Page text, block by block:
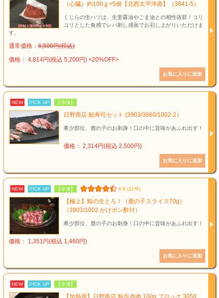
（心臓）約100ｇ×5個【北西太平洋産】（3841-5）
くじらの生ハツは、生姜醤油やごま油との相性抜群！コリ
コリとした食感でレバ刺し感覚でお召し上がりいただけま
す。
通常価格： 6,500円(税込)
価格： 4,814円(税込 5,200円) <20%OFF>
NEW PICK UP 【冷凍】
日野商店 鯨寿司セット (3903/3860/1002-2）
希少部位、鹿の子のお刺身！口の中に旨味があふれ出す！
価格： 2,314円(税込 2,500円)
NEW PICK UP 【冷凍】 4.6 (11件)
【極上】鯨の生とろ！（鹿の子スライス70g）
（3903/1002 かけポン酢付）
希少部位、鹿の子のお刺身！口の中に旨味があふれ出す！
価格： 1,351円(税込 1,460円)
NEW PICK UP 【冷凍】
【加熱用】日野商店 鯨塩赤肉 100g ブロック 3058